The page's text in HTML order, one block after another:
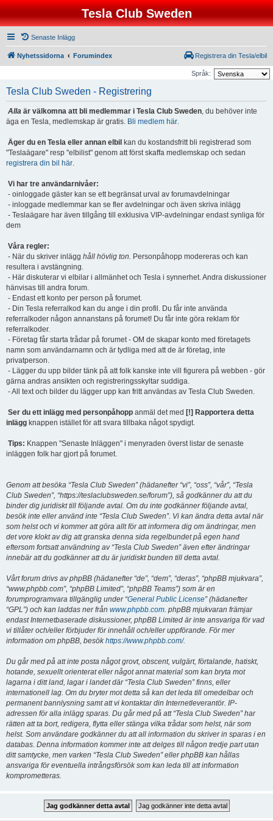
Tesla Club Sweden
Senaste Inlägg
Nyhetssidorna Forumindex Registrera din Tesla/elbil
Språk:
Tesla Club Sweden - Registrering
Alla är välkomna att bli medlemmar i Tesla Club Sweden, du behöver inte
äga en Tesla, medlemskap är gratis. Bli medlem här.
Äger du en Tesla eller annan elbil kan du kostandsfritt bli registrerad som
"Teslaägare" resp "elbilist" genom att först skaffa medlemskap och sedan
registrera din bil här.
Vi har tre användarnivåer:
- oinloggade gäster kan se ett begränsat urval av forumavdelningar
- inloggade medlemmar kan se fler avdelningar och även skriva inlägg
- Teslaägare har även tillgång till exklusiva VIP-avdelningar endast synliga för
dem
Våra regler:
- När du skriver inlägg håll hövlig ton. Personpåhopp modereras och kan
resultera i avstängning.
- Här diskuterar vi elbilar i allmänhet och Tesla i synnerhet. Andra diskussioner
hänvisas till andra forum.
- Endast ett konto per person på forumet.
- Din Tesla referralkod kan du ange i din profil. Du får inte använda
referralkoder någon annanstans på forumet! Du får inte göra reklam för
referralkoder.
- Företag får starta trådar på forumet - OM de skapar konto med företagets
namn som användarnamn och är tydliga med att de är företag, inte
privatperson.
- Lägger du upp bilder tänk på att folk kanske inte vill figurera på webben - gör
gärna andras ansikten och registreringsskyltar suddiga.
- All text och bilder du lägger upp kan fritt användas av Tesla Club Sweden.
Ser du ett inlägg med personpåhopp anmäl det med [!] Rapportera detta
inlägg knappen istället för att svara tillbaka något spydigt.
Tips: Knappen "Senaste Inläggen" i menyraden överst listar de senaste
inläggen folk har gjort på forumet.
Genom att besöka “Tesla Club Sweden” (hädanefter “vi”, “oss”, “vår”, “Tesla
Club Sweden”, “https://teslaclubsweden.se/forum”), så godkänner du att du
binder dig juridiskt till följande avtal. Om du inte godkänner följande avtal,
besök inte eller använd inte “Tesla Club Sweden”. Vi kan ändra detta avtal när
som helst och vi kommer att göra allt för att informera dig om ändringar, men
det vore klokt av dig att granska denna sida regelbundet på egen hand
eftersom fortsatt användning av “Tesla Club Sweden” även efter ändringar
innebär att du godkänner att du är juridiskt bunden till detta avtal.
Vårt forum drivs av phpBB (hädanefter “de”, “dem”, “deras”, “phpBB mjukvara”,
“www.phpbb.com”, “phpBB Limited”, “phpBB Teams”) som är en
forumprogramvara tillgänglig under “General Public License” (hädanefter
“GPL”) och kan laddas ner från www.phpbb.com. phpBB mjukvaran främjar
endast Internetbaserade diskussioner, phpBB Limited är inte ansvariga för vad
vi tillåter och/eller förbjuder för innehåll och/eller uppförande. För mer
information om phpBB, besökhttps://www.phpbb.com/.
Du går med på att inte posta något grovt, obscent, vulgärt, förtalande, hatiskt,
hotande, sexuellt orienterat eller något annat material som kan bryta mot
lagarna i ditt land, lagar i landet där “Tesla Club Sweden” finns, eller
internationell lag. Om du bryter mot detta så kan det leda till omedelbar och
permanent bannlysning samt att vi kontaktar din Internetleverantör. IP-
adressen för alla inlägg sparas. Du går med på att “Tesla Club Sweden” har
rätten att ta bort, redigera, flytta eller stänga vilka trådar som helst, när som
helst. Som användare godkänner du att all information du skriver in sparas i en
databas. Denna information kommer inte att delges till någon tredje part utan
ditt samtycke, men varken “Tesla Club Sweden” eller phpBB kan hållas
ansvariga för eventuella intrångsförsök som kan leda till att information
komprometteras.